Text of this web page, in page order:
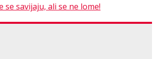
se savijaju, ali se ne lome!